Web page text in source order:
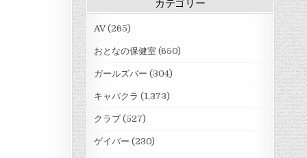
AV(265)
おとなの保健室 (650)
ガールズバー (304)
キャバクラ (1,373)
クラブ(527)
ゲイバー (230)